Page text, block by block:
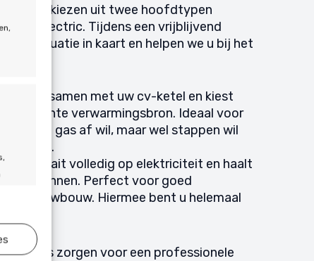
actief
kunt u kiezen uit twee hoofdtypen
all-electric. Tijdens een vrijblijvend
uw situatie in kaart en helpen we u bij het
: Werkt samen met uw cv-ketel en kiest
efficiënte verwarmingsbron. Ideaal voor
van het gas af wil, maar wel stappen wil
: Draait volledig op elektriciteit en haalt
bronnen. Perfect voor goed
of nieuwbouw. Hiermee bent u helemaal
zorgen voor een professionele